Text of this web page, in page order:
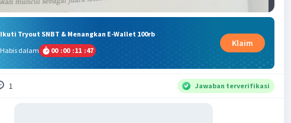
Ikuti Tryout SNBT & Menangkan E-Wallet 100rb
Habis dalam
00 :00 :11 :46
Klaim
1 Jawaban terverifikasi